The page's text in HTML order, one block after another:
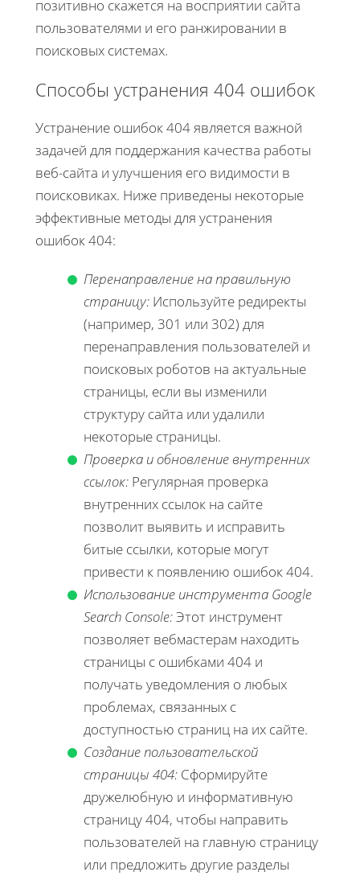
позитивно скажется на восприятии сайта
пользователями и его ранжировании в
поисковых системах.
Способы устранения 404 ошибок
Устранение ошибок 404 является важной
задачей для поддержания качества работы
веб-сайта и улучшения его видимости в
поисковиках. Ниже приведены некоторые
эффективные методы для устранения
ошибок 404:
Перенаправление на правильную
страницу: Используйте редиректы
(например, 301 или 302) для
перенаправления пользователей и
поисковых роботов на актуальные
страницы, если вы изменили
структуру сайта или удалили
некоторые страницы.
Проверка и обновление внутренних
ссылок: Регулярная проверка
внутренних ссылок на сайте
позволит выявить и исправить
битые ссылки, которые могут
привести к появлению ошибок 404.
Использование инструмента Google
Search Console:Этот инструмент
позволяет вебмастерам находить
страницы с ошибками 404 и
получать уведомления о любых
проблемах, связанных с
доступностью страниц на их сайте.
Создание пользовательской
страницы 404: Сформируйте
дружелюбную и информативную
страницу 404, чтобы направить
пользователей на главную страницу
или предложить другие разделы